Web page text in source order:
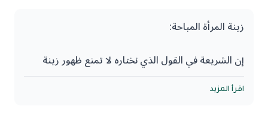
وتلقيك له تلقي العبد يبرأ من حوله وقوته، ويصبر في
الضراء ويشكر في السراء ويستغفر الله إذا أحسن أو أساء.
لا تخض لُجة الأقدار؛ فإن الله ملأ كتابه بابتلاءات وعذابات
ومقاتل الأنبياء والصالحين؛ ليخبرنا أن الدنيا لم تكن ولن
زينة المرأة المباحة:
إن الشريعة في القول الذي نختاره لا تمنع ظهور زينة
تأذن في ظهور زينة معينة ودرجة معينة من اللفت،
اقرأ المزيد